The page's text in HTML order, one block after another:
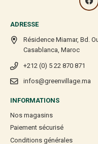
ADRESSE
Résidence Miamar, Bd.
Casablanca, Maroc
+212 (0) 5 22 870 871
infos@greenvillage.ma
INFORMATIONS
Nos magasins
Paiement sécurisé
Conditions générales